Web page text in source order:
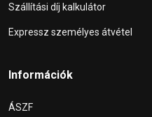
Szállítási díj kalkulátor
Expressz személyes átvétel
Információk
ÁSZF